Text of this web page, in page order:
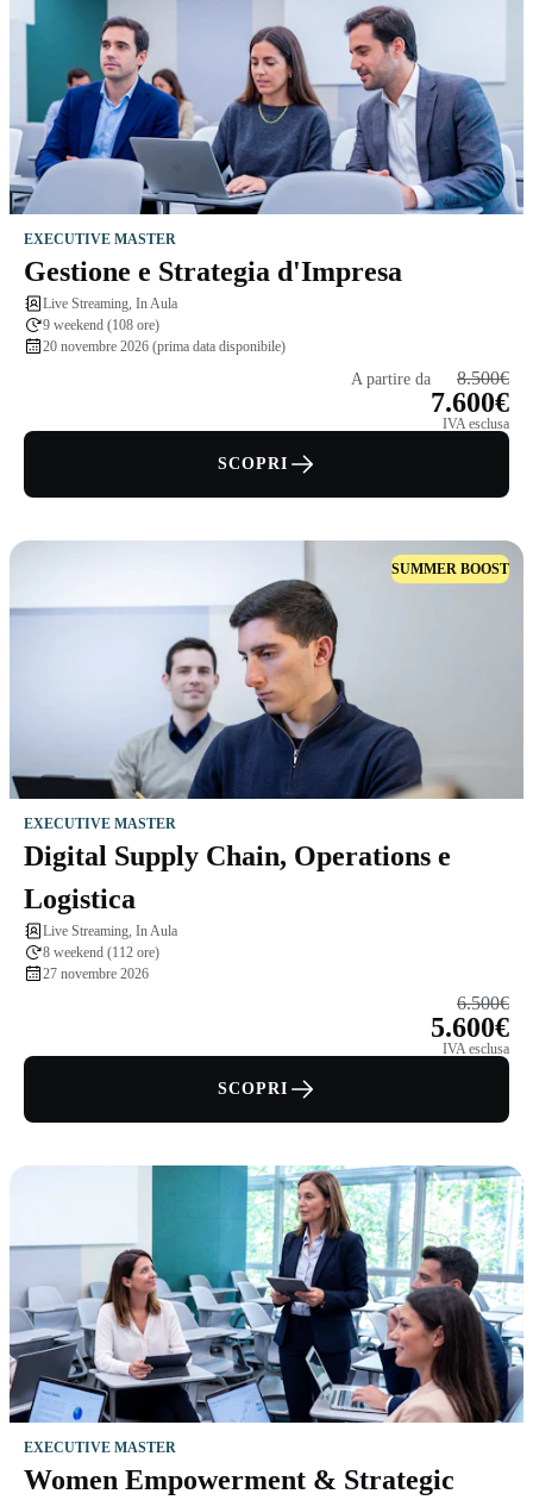
EXECUTIVE MASTER
Gestione e Strategia d'Impresa
Live Streaming, In Aula
9 weekend (108 ore)
20 novembre 2026 (prima data disponibile)
A partire da 8.500€
7.600€
IVA esclusa
SCOPRI
SUMMER BOOST
EXECUTIVE MASTER
Digital Supply Chain, Operations e
Logistica
Live Streaming, In Aula
8 weekend (112 ore)
27 novembre 2026
6.500€
5.600€
IVA esclusa
SCOPRI
EXECUTIVE MASTER
Women Empowerment & Strategic